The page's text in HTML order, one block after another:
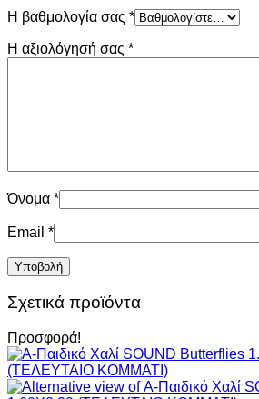
Η βαθμολογία σας *
Η αξιολόγησή σας *
Όνομα *
Email *
Σχετικά προϊόντα
Προσφορά!